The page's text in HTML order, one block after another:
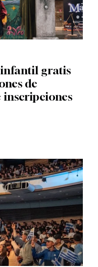
infantil gratis
de